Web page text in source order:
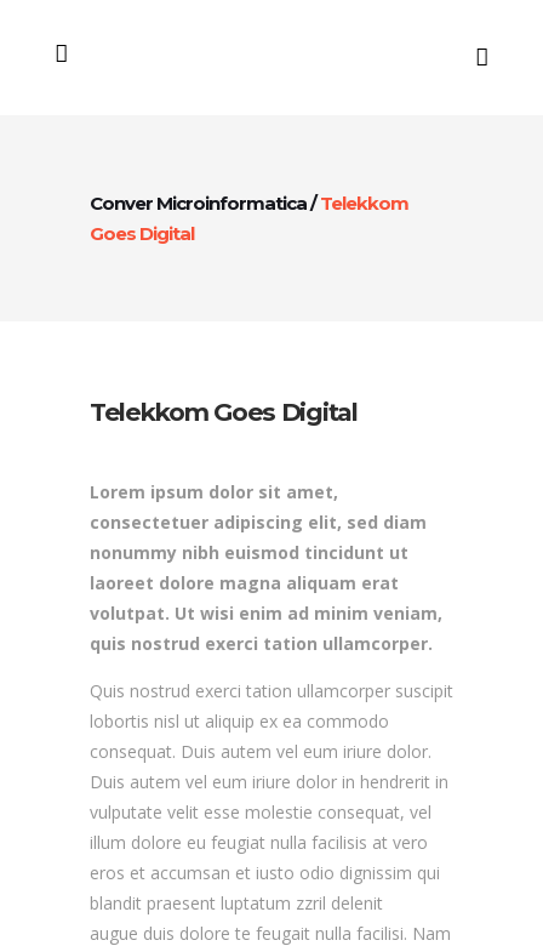
Conver Microinformatica/Telekkom
Goes Digital
Telekkom Goes Digital
Lorem ipsum dolor sit amet,
consectetuer adipiscing elit, sed diam
nonummy nibh euismod tincidunt ut
laoreet dolore magna aliquam erat
volutpat. Ut wisi enim ad minim veniam,
quis nostrud exerci tation ullamcorper.
Quis nostrud exerci tation ullamcorper suscipit
lobortis nisl ut aliquip ex ea commodo
consequat. Duis autem vel eum iriure dolor.
Duis autem vel eum iriure dolor in hendrerit in
vulputate velit esse molestie consequat, vel
illum dolore eu feugiat nulla facilisis at vero
eros et accumsan et iusto odio dignissim qui
blandit praesent luptatum zzril delenit
augue duis dolore te feugait nulla facilisi. Nam